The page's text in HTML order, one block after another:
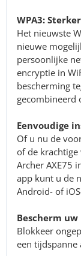
WPA3:
Het nieuwste
nieuwe
persoonlijke
encryptie in
bescherming
gecombineerd
Eenvoudige
Of u nu de
of de
Archer AXE75
app kunt u de
Android- of
Bescherm
Blokkeer
een tijdspanne